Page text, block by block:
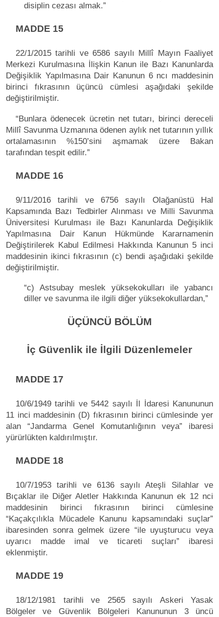
disiplin cezası almak.”
MADDE 15
22/1/2015 tarihli ve 6586 sayılı Millî Mayın Faaliyet
Merkezi Kurulmasına İlişkin Kanun ile Bazı Kanunlarda
Değişiklik Yapılmasına Dair Kanunun 6 ncı maddesinin
birinci fıkrasının üçüncü cümlesi aşağıdaki şekilde
değiştirilmiştir.
“Bunlara ödenecek ücretin net tutarı, birinci dereceli
Millî Savunma Uzmanına ödenen aylık net tutarının yıllık
ortalamasının %150’sini aşmamak üzere Bakan
tarafından tespit edilir.”
MADDE 16
9/11/2016 tarihli ve 6756 sayılı Olağanüstü Hal
Kapsamında Bazı Tedbirler Alınması ve Milli Savunma
Üniversitesi Kurulması ile Bazı Kanunlarda Değişiklik
Yapılmasına Dair Kanun Hükmünde Kararnamenin
Değiştirilerek Kabul Edilmesi Hakkında Kanunun 5 inci
maddesinin ikinci fıkrasının (c) bendi aşağıdaki şekilde
değiştirilmiştir.
“c) Astsubay meslek yüksekokulları ile yabancı
diller ve savunma ile ilgili diğer yüksekokullardan,”
ÜÇÜNCÜ BÖLÜM
İç Güvenlik ile İlgili Düzenlemeler
MADDE 17
10/6/1949 tarihli ve 5442 sayılı İl İdaresi Kanununun
11 inci maddesinin (D) fıkrasının birinci cümlesinde yer
alan “Jandarma Genel Komutanlığının veya” ibaresi
yürürlükten kaldırılmıştır.
MADDE 18
10/7/1953 tarihli ve 6136 sayılı Ateşli Silahlar ve
Bıçaklar ile Diğer Aletler Hakkında Kanunun ek 12 nci
maddesinin birinci fıkrasının birinci cümlesine
“Kaçakçılıkla Mücadele Kanunu kapsamındaki suçlar”
ibaresinden sonra gelmek üzere “ile uyuşturucu veya
uyarıcı madde imal ve ticareti suçları” ibaresi
eklenmiştir.
MADDE 19
18/12/1981 tarihli ve 2565 sayılı Askeri Yasak
Bölgeler ve Güvenlik Bölgeleri Kanununun 3 üncü